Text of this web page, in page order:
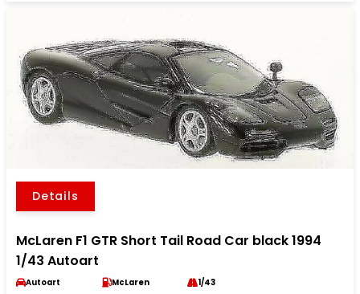
Details
McLaren F1 GTR Short Tail Road Car black 1994
1/43 Autoart
Autoart McLaren 1/43